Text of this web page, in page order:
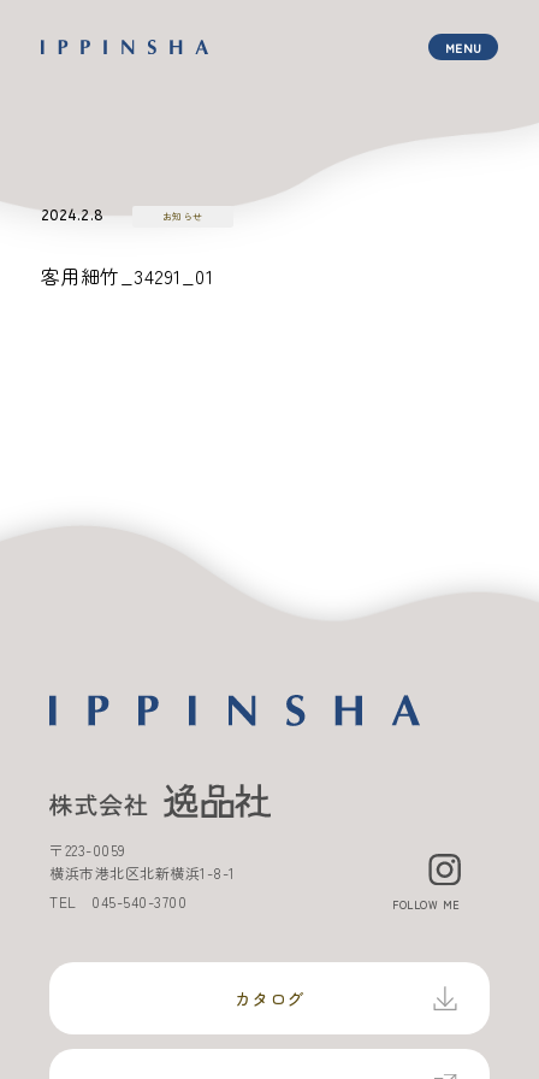
2024.2.8 お知らせ
客用細竹_34291_01
〒223-0059
横浜市港北区北新横浜1-8-1
TEL 045-540-3700 FOLLOW ME
カタログ